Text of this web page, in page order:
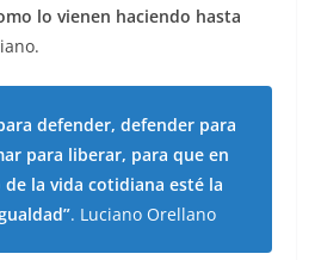
lo vienen haciendo hasta
defender, defender para
para liberar, para que en
la vida cotidiana esté la
. Luciano Orellano